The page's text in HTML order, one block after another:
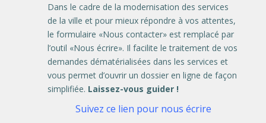
Dans le cadre de la modernisation des services
de la ville et pour mieux répondre à vos attentes,
le formulaire «Nous contacter» est remplacé par
l’outil «Nous écrire». Il facilite le traitement de vos
demandes dématérialisées dans les services et
vous permet d’ouvrir un dossier en ligne de façon
simplifiée. Laissez-vous guider !
Suivez ce lien pour nous écrire